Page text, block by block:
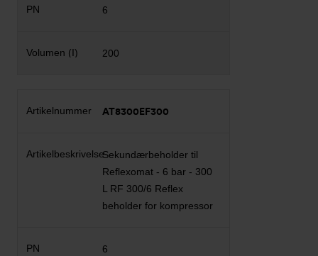
6
200
AT8300EF300
Sekundærbeholder til
Reflexomat - 6 bar - 300
L RF 300/6 Reflex
beholder for kompressor
6